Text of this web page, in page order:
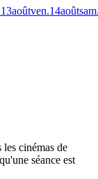
13aoûtven.14août
cinémas de
séance est